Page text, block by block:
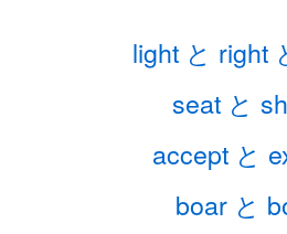
light と right
seat と
accept と
boar と